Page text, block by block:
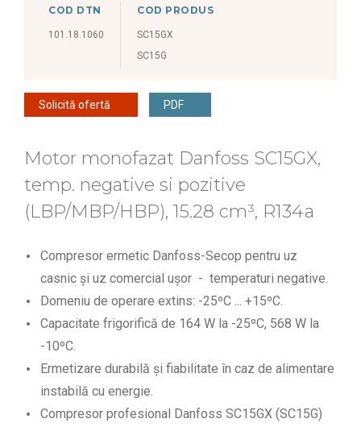
COD DTN
101.18.1060
COD PRODUS
SC15GX
SC15G
Solicită ofertă PDF
Motor monofazat Danfoss SC15GX,
temp. negative si pozitive
(LBP/MBP/HBP), 15.28 cm³, R134a
Compresor ermetic Danfoss-Secop pentru uz
casnic și uz comercial ușor - temperaturi negative.
Domeniu de operare extins: -25ºC ... +15ºC.
Capacitate frigorifică de 164 W la -25ºC, 568 W la
-10ºC.
Ermetizare durabilă și fiabilitate în caz de alimentare
instabilă cu energie.
Compresor profesional Danfoss SC15GX (SC15G)